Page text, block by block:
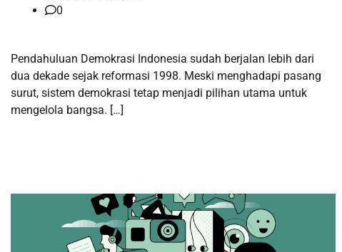
0
Pendahuluan Demokrasi Indonesia sudah berjalan lebih dari
dua dekade sejak reformasi 1998. Meski menghadapi pasang
surut, sistem demokrasi tetap menjadi pilihan utama untuk
mengelola bangsa. […]